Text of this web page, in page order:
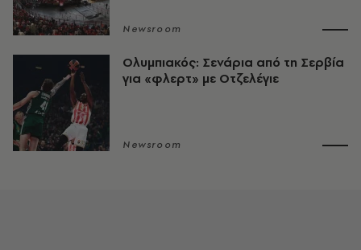
Newsroom
Ολυμπιακός: Σενάρια από τη Σερβία
για «φλερτ» με Οτζελέγιε
Newsroom